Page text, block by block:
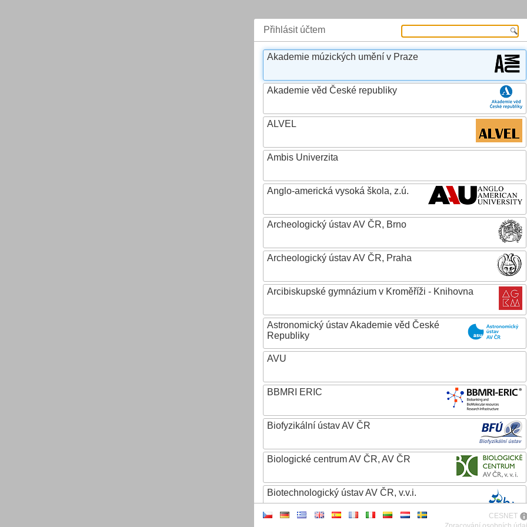
Přihlásit účtem
Akademie múzických umění v Praze
Akademie věd České republiky
ALVEL
Ambis Univerzita
Anglo-americká vysoká škola, z.ú.
Archeologický ústav AV ČR, Brno
Archeologický ústav AV ČR, Praha
Arcibiskupské gymnázium v Kroměříži - Knihovna
Astronomický ústav Akademie věd České
Republiky
AVU
BBMRI ERIC
Biofyzikální ústav AV ČR
Biologické centrum AV ČR, AV ČR
Biotechnologický ústav AV ČR, v.v.i.
CESNET